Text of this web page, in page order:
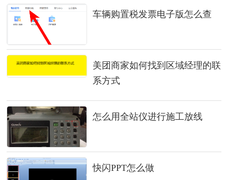
车辆购置税发票电子版怎么查
美团商家如何找到区域经理的联
系方式
怎么用全站仪进行施工放线
快闪PPT怎么做